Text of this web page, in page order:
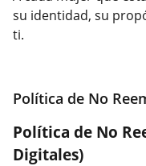
su identidad, su
ti.
Política de No
Política de No
Digitales)